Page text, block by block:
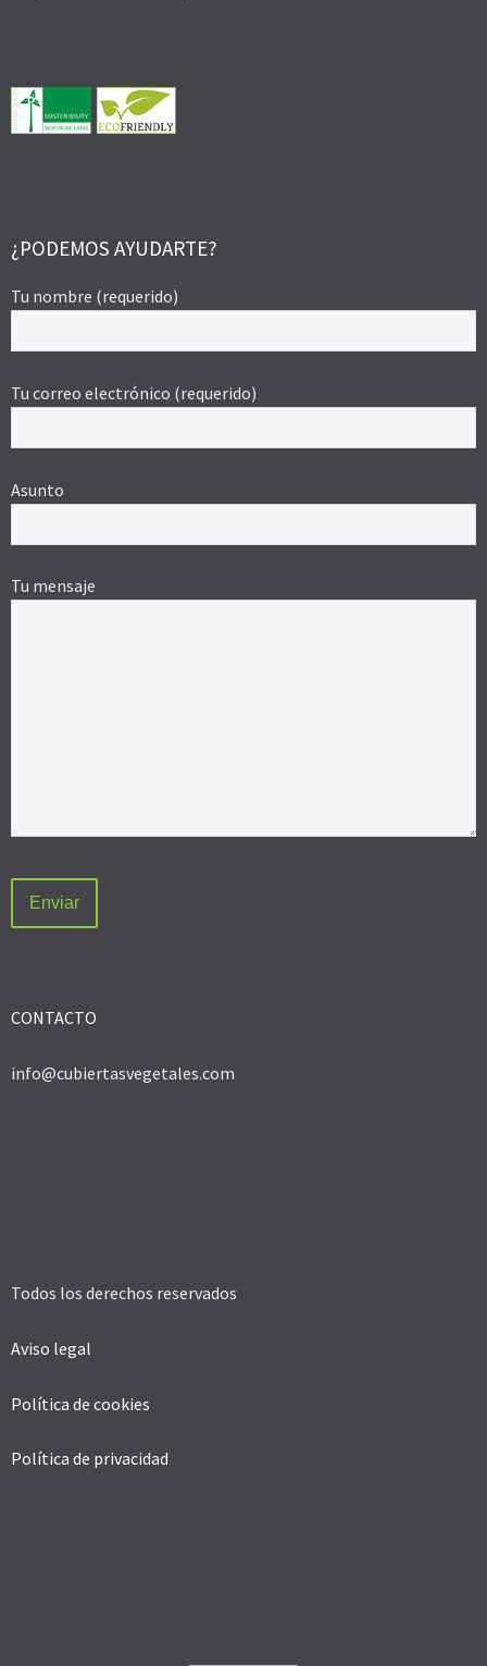
¿PODEMOS AYUDARTE?
Tu nombre (requerido)
Tu correo electrónico (requerido)
Asunto
Tu mensaje
CONTACTO
info@cubiertasvegetales.com
Todos los derechos reservados
Aviso legal
Política de cookies
Política de privacidad